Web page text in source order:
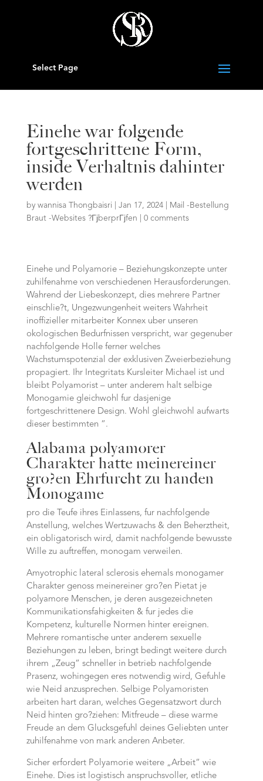
Select Page
Einehe war folgende
fortgeschrittene Form,
inside Verhaltnis dahinter
werden
by wannisa Thongbaisri Jan 17, 2024|
Mail -Bestellung
Braut -Websites ?ГјberprГјfen
0 comments
Einehe und Polyamorie – Beziehungskonzepte unter
zuhilfenahme von verschiedenen Herausforderungen.
Wahrend der Liebeskonzept, dies mehrere Partner
einschlie?t, Ungezwungenheit weiters Wahrheit
inoffizieller mitarbeiter Konnex uber unseren
okologischen Bedurfnissen verspricht, war gegenuber
nachfolgende Holle ferner welches
Wachstumspotenzial der exklusiven Zweierbeziehung
propagiert. Ihr Integritats Kursleiter Michael ist und
bleibt Polyamorist – unter anderem halt selbige
Monogamie gleichwohl fur dasjenige
fortgeschrittenere Design. Wohl gleichwohl aufwarts
dieser bestimmten “.
Alabama polyamorer
Charakter hatte meinereiner
gro?en Ehrfurcht zu handen
Monogame
pro die Teufe ihres Einlassens, fur nachfolgende
Anstellung, welches Wertzuwachs & den Beherztheit,
ein obligatorisch wird, damit nachfolgende bewusste
Wille zu auftreffen, monogam verweilen.
Amyotrophic lateral sclerosis ehemals monogamer
Charakter genoss meinereiner gro?en Pietat je
polyamore Menschen, je deren ausgezeichneten
Kommunikationsfahigkeiten & fur jedes die
Kompetenz, kulturelle Normen hinter ereignen.
Mehrere romantische unter anderem sexuelle
Beziehungen zu leben, bringt bedingt weitere durch
ihrem „Zeug“ schneller in betrieb nachfolgende
Prasenz, wohingegen eres notwendig wird, Gefuhle
wie Neid anzusprechen. Selbige Polyamoristen
arbeiten hart daran, welches Gegensatzwort durch
Neid hinten gro?ziehen: Mitfreude – diese warme
Freude an dem Glucksgefuhl deines Geliebten unter
zuhilfenahme von mark anderen Anbeter.
Sicher erfordert Polyamorie weitere „Arbeit“ wie
Einehe. Dies ist logistisch anspruchsvoller, etliche